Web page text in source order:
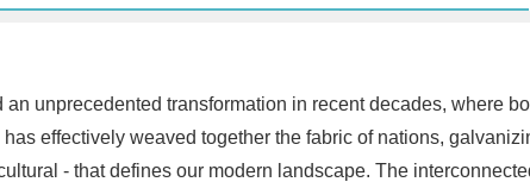
unprecedented transformation in recent decades, where
effectively weaved together the fabric of nations,
- that defines our modern landscape. The